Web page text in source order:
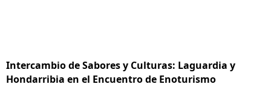
Intercambio de Sabores y Culturas: Laguardia y
Hondarribia en el Encuentro de Enoturismo